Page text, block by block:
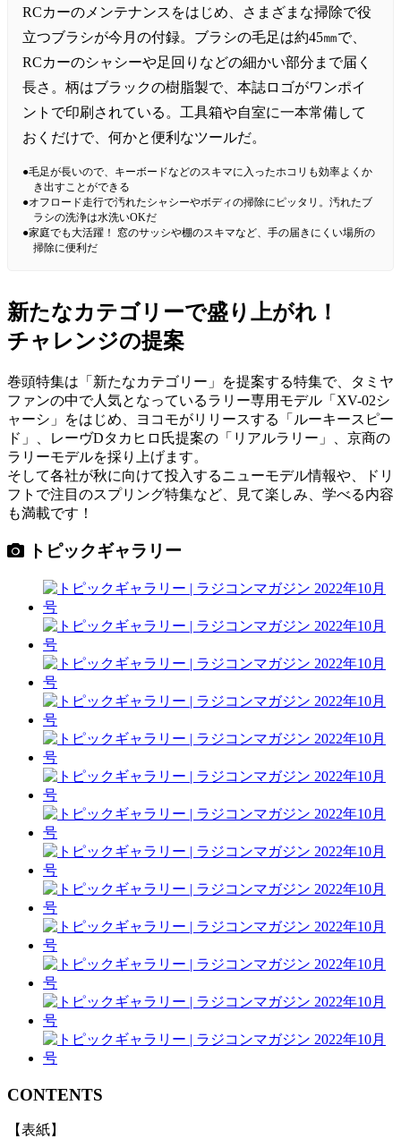
RCカーのメンテナンスをはじめ、さまざまな掃除で役
立つブラシが今月の付録。ブラシの毛足は約45㎜で、
RCカーのシャシーや足回りなどの細かい部分まで届く
長さ。柄はブラックの樹脂製で、本誌ロゴがワンポイ
ントで印刷されている。工具箱や自室に一本常備して
おくだけで、何かと便利なツールだ。
●毛足が長いので、キーボードなどのスキマに入ったホコリも効率よくか
き出すことができる
●オフロード走行で汚れたシャシーやボディの掃除にピッタリ。汚れたブ
ラシの洗浄は水洗いOKだ
●家庭でも大活躍！ 窓のサッシや棚のスキマなど、手の届きにくい場所の
掃除に便利だ
新たなカテゴリーで盛り上がれ！
チャレンジの提案
巻頭特集は「新たなカテゴリー」を提案する特集で、タミヤ
ファンの中で人気となっているラリー専用モデル「XV-02シ
ャーシ」をはじめ、ヨコモがリリースする「ルーキースピー
ド」、レーヴDタカヒロ氏提案の「リアルラリー」、京商の
ラリーモデルを採り上げます。
そして各社が秋に向けて投入するニューモデル情報や、ドリ
フトで注目のスプリング特集など、見て楽しみ、学べる内容
も満載です！
トピックギャラリー
CONTENTS
【表紙】